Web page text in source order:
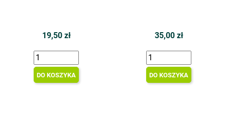
19,50 zł
DO KOSZYKA
35,00 zł
DO KOSZYKA